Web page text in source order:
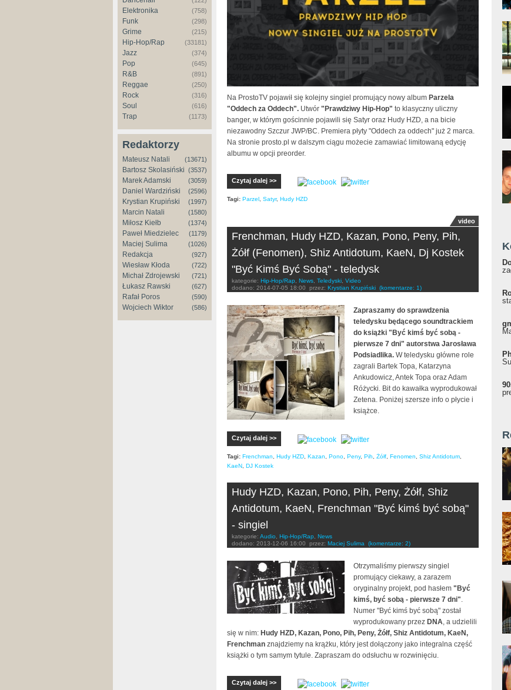
Elektronika (758)
Funk (298)
Grime (215)
Hip-Hop/Rap (33181)
Jazz (374)
Pop (645)
R&B (891)
Reggae (250)
Rock (316)
Soul (616)
Trap (1173)
Redaktorzy
Mateusz Natali (13671)
Bartosz Skolasiński (3537)
Marek Adamski (3059)
Daniel Wardziński (2596)
Krystian Krupiński (1997)
Marcin Natali (1580)
Miłosz Kiełb (1374)
Paweł Miedzielec (1179)
Maciej Sulima (1026)
Redakcja (927)
Wiesław Kłoda (722)
Michał Zdrojewski (721)
Łukasz Rawski (627)
Rafał Poros (590)
Wojciech Wiktor (586)
Na ProstoTV pojawił się kolejny singiel promujący nowy album Parzela
"Oddech za Oddech". Utwór "Prawdziwy Hip-Hop" to klasyczny uliczny
banger, w którym gościnnie pojawili się Satyr oraz Hudy HZD, a na bicie
niezawodny Szczur JWP/BC. Premiera płyty "Oddech za oddech" już 2 marca.
Na stronie prosto.pl w dalszym ciągu możecie zamawiać limitowaną edycję
albumu w opcji preorder.
Czytaj dalej >>
Tagi: Parzel, Satyr, Hudy HZD
video
Frenchman, Hudy HZD, Kazan, Pono, Peny, Pih,
Żółf (Fenomen), Shiz Antidotum, KaeN, Dj Kostek
"Być Kimś Być Sobą" - teledysk
kategorie: Hip-Hop/Rap, News, Teledyski, Video
dodano: 2014-07-05 18:00 przez: Krystian Krupiński (komentarze: 1)
Zapraszamy do sprawdzenia
teledysku będącego soundtrackiem
do książki "Być kimś być sobą -
pierwsze 7 dni" autorstwa Jarosława
Podsiadlika. W teledysku główne role
zagrali Bartek Topa, Katarzyna
Ankudowicz, Antek Topa oraz Adam
Różycki. Bit do kawałka wyprodukował
Zetena. Poniżej szersze info o płycie i
książce.
Czytaj dalej >>
Tagi: Frenchman, Hudy HZD, Kazan, Pono, Peny, Pih, Żółf, Fenomen, Shiz Antidotum,
KaeN, DJ Kostek
Hudy HZD, Kazan, Pono, Pih, Peny, Żółf, Shiz
Antidotum, KaeN, Frenchman "Być kimś być sobą"
- singiel
kategorie: Audio, Hip-Hop/Rap, News
dodano: 2013-12-06 16:00 przez: Maciej Sulima (komentarze: 2)
Otrzymaliśmy pierwszy singiel
promujący ciekawy, a zarazem
oryginalny projekt, pod hasłem "Być
kimś, być sobą - pierwsze 7 dni".
Numer "Być kimś być sobą" został
wyprodukowany przez DNA, a udzielili
się w nim: Hudy HZD, Kazan, Pono, Pih, Peny, Żółf, Shiz Antidotum, KaeN,
Frenchman znajdziemy na krążku, który jest dołączony jako integralna część
książki o tym samym tytule. Zapraszam do odsłuchu w rozwinięciu.
Czytaj dalej >>